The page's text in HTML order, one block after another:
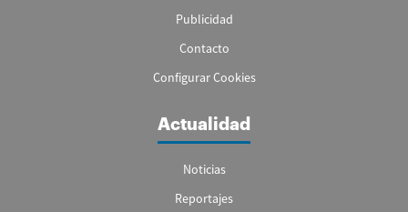
Publicidad
Contacto
Configurar Cookies
Actualidad
Noticias
Reportajes